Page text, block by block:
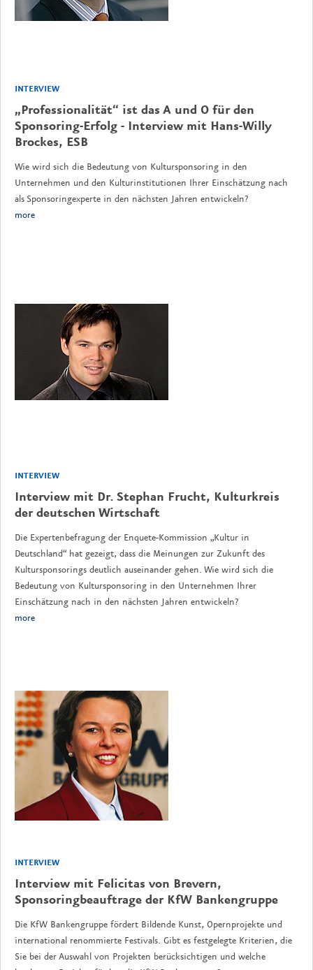
INTERVIEW
„Professionalität“ ist das A und O für den
Sponsoring-Erfolg - Interview mit Hans-Willy
Brockes, ESB
Wie wird sich die Bedeutung von Kultursponsoring in den
Unternehmen und den Kulturinstitutionen Ihrer Einschätzung nach
als Sponsoringexperte in den nächsten Jahren entwickeln?
more
INTERVIEW
Interview mit Dr. Stephan Frucht, Kulturkreis
der deutschen Wirtschaft
Die Expertenbefragung der Enquete-Kommission „Kultur in
Deutschland“ hat gezeigt, dass die Meinungen zur Zukunft des
Kultursponsorings deutlich auseinander gehen. Wie wird sich die
Bedeutung von Kultursponsoring in den Unternehmen Ihrer
Einschätzung nach in den nächsten Jahren entwickeln?
more
INTERVIEW
Interview mit Felicitas von Brevern,
Sponsoringbeauftrage der KfW Bankengruppe
Die KfW Bankengruppe fördert Bildende Kunst, Opernprojekte und
international renommierte Festivals. Gibt es festgelegte Kriterien, die
Sie bei der Auswahl von Projekten berücksichtigen und welche